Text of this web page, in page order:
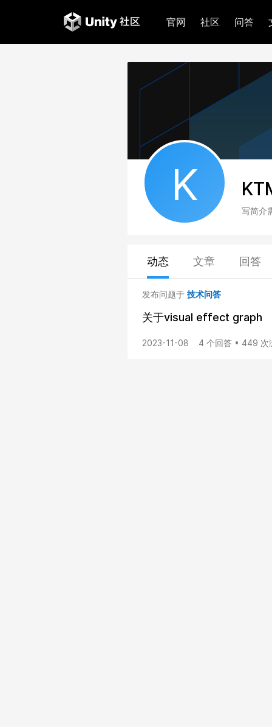
官网 社区 问答
K
写简介
动态 文章 回答
发布问题于 技术问答
关于visual effect graph
2023-11-08 4 个回答 • 449 次